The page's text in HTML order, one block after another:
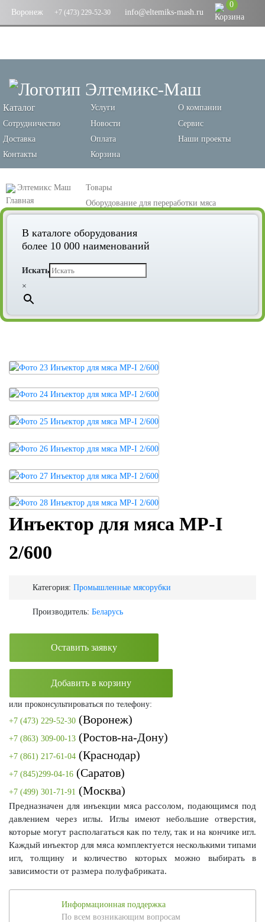
Воронеж +7 (473) 229-52-30 info@eltemiks-mash.ru
0
Каталог Услуги
О компании
Сотрудничество
Новости
Сервис
Доставка
Оплата
Наши проекты
Контакты
Корзина
Элтемикс Маш
Товары
Оборудование для переработки мяса
Промышленные мясорубки
В каталоге оборудования
более 10 000 наименований
Искать
×
Инъектор для мяса MP-I
2/600
Категория: Промышленные мясорубки
Производитель: Беларусь
Оставить заявку
Добавить в корзину
или проконсультироваться по телефону:
+7 (473) 229-52-30 (Воронеж)
+7 (863) 309-00-13 (Ростов-на-Дону)
+7 (861) 217-61-04 (Краснодар)
+7 (845)299-04-16 (Саратов)
+7 (499) 301-71-91 (Москва)
Предназначен для инъекции мяса рассолом, подающимся под
давлением через иглы. Иглы имеют небольшие отверстия,
которые могут располагаться как по телу, так и на кончике игл.
Каждый инъектор для мяса комплектуется несколькими типами
игл, толщину и количество которых можно выбирать в
зависимости от размера полуфабриката.
Информационная поддержка
По всем возникающим вопросам